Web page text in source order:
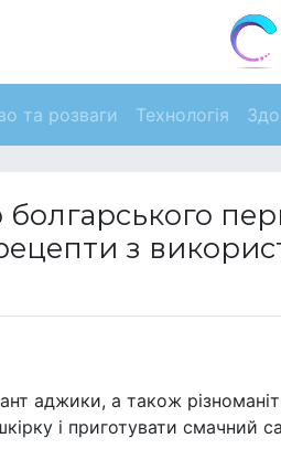
та розваги Технологія
болгарського
з
аджики, а також
і приготувати смачний